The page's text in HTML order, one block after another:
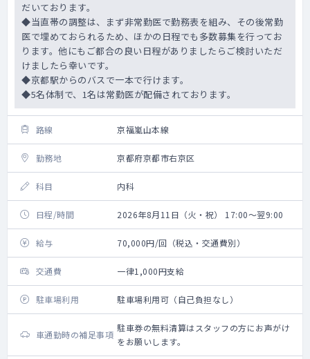
だいております。
◆当直帯の調整は、まず非常勤医で勤務表を組み、その後常勤
医で埋めておられるため、ほかの日程でも多数募集を行ってお
ります。他にもご都合の良い日程がありましたらご検討いただ
けましたら幸いです。
◆京都駅からのバスで一本で行けます。
◆5名体制で、1名は常勤医が配備されております。
路線 京福嵐山本線
勤務地 京都府京都市右京区
科目 内科
日程/時間 2026年8月11日（火・祝） 17:00～翌9:00
給与 70,000円/回（税込・交通費別）
交通費 一律1,000円支給
駐車場利用 駐車場利用可（自己負担なし）
車通勤時の補足事項
駐車券の無料清算はスタッフの方にお声がけ
をお願いします。